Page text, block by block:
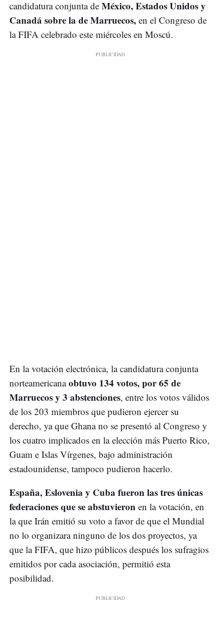
candidatura conjunta de México, Estados Unidos y
Canadá sobre la de Marruecos, en el Congreso de
la FIFA celebrado este miércoles en Moscú.
En la votación electrónica, la candidatura conjunta
norteamericanaobtuvo 134 votos, por 65 de
Marruecos y 3 abstenciones, entre los votos válidos
de los 203 miembros que pudieron ejercer su
derecho, ya que Ghana no se presentó al Congreso y
los cuatro implicados en la elección más Puerto Rico,
Guam e Islas Vírgenes, bajo administración
estadounidense, tampoco pudieron hacerlo.
España, Eslovenia y Cuba fueron las tres únicas
federaciones que se abstuvieron en la votación, en
la que Irán emitió su voto a favor de que el Mundial
no lo organizara ninguno de los dos proyectos, ya
que la FIFA, que hizo públicos después los sufragios
emitidos por cada asociación, permitió esta
posibilidad.